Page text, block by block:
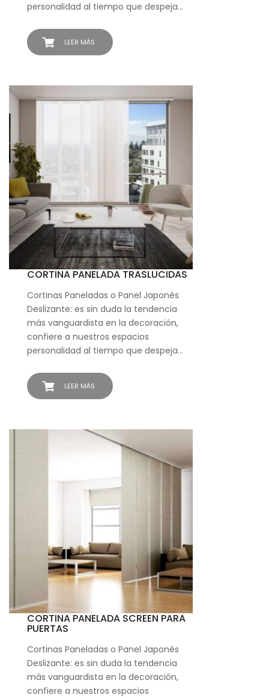
LEER MÁS
personalidad al tiempo que despeja…
LEER MÁS
CORTINA PANELADA TRASLUCIDAS
Cortinas Paneladas o Panel Japonés
Deslizante: es sin duda la tendencia
más vanguardista en la decoración,
confiere a nuestros espacios
personalidad al tiempo que despeja…
CORTINA PANELADA SCREEN PARA
PUERTAS
Cortinas Paneladas o Panel Japonés
Deslizante: es sin duda la tendencia
más vanguardista en la decoración,
confiere a nuestros espacios